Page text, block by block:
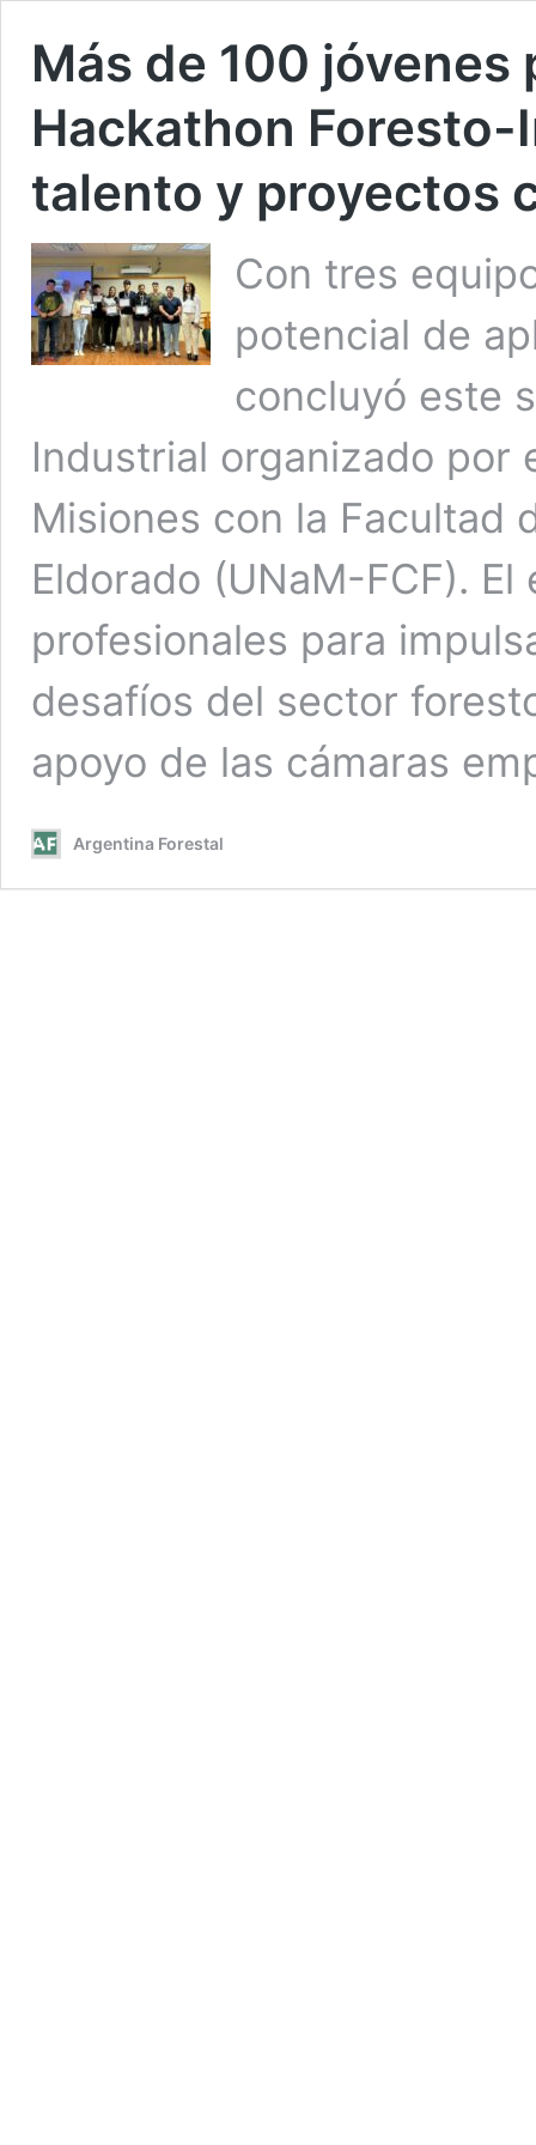
Más de 100
Hackathon
talento y proyectos
Con tres
potencial de
concluyó este
Industrial organizado por
Misiones con la Facultad
Eldorado (UNaM-FCF).
profesionales para
desafíos del sector
apoyo de las cámaras
Argentina Forestal